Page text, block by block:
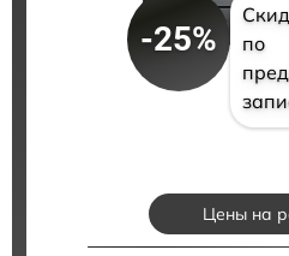
-25%
по
Цены на